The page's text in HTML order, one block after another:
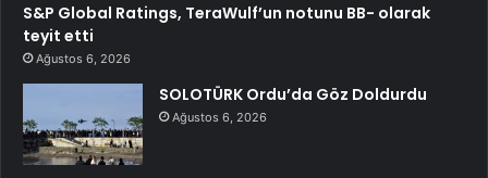
S&P Global Ratings, TeraWulf’un notunu BB- olarak
teyit etti
Ağustos 6, 2026
SOLOTÜRK Ordu’da Göz Doldurdu
Ağustos 6, 2026